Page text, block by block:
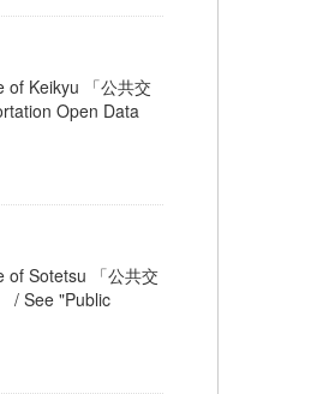
of Keikyu 「公共交
Open Data
of Sotetsu 「公共交
/ See "Public